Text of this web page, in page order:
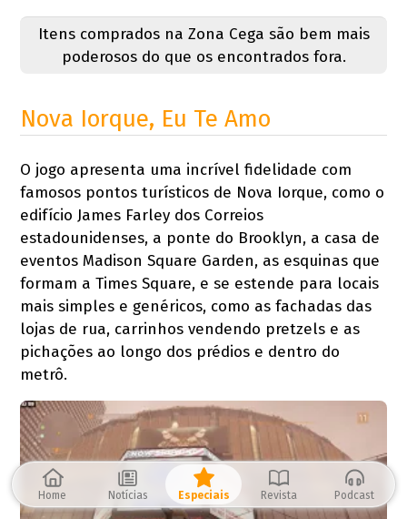
Itens comprados na Zona Cega são bem mais
poderosos do que os encontrados fora.
Nova Iorque, Eu Te Amo
O jogo apresenta uma incrível fidelidade com
famosos pontos turísticos de Nova Iorque, como o
edifício James Farley dos Correios
estadounidenses, a ponte do Brooklyn, a casa de
eventos Madison Square Garden, as esquinas que
formam a Times Square, e se estende para locais
mais simples e genéricos, como as fachadas das
lojas de rua, carrinhos vendendo pretzels e as
pichações ao longo dos prédios e dentro do
metrô.
Home Notícias Especiais Revista Podcast